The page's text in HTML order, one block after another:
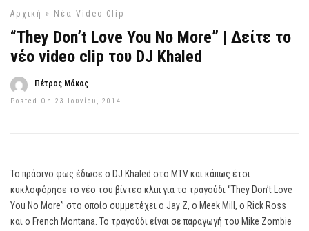
Αρχική » Νέα Video Clip
“They Don’t Love You No More” | Δείτε το
νέο video clip του DJ Khaled
Πέτρος Μάκας
Posted On 23 Ιουνίου, 2014
Το πράσινο φως έδωσε ο DJ Khaled στο MTV και κάπως έτσι
κυκλοφόρησε το νέο του βίντεο κλιπ για το τραγούδι “They Don’t Love
You No More” στο οποίο συμμετέχει ο Jay Z, ο Meek Mill, ο Rick Ross
και ο French Montana. Το τραγούδι είναι σε παραγωγή του Mike Zombie